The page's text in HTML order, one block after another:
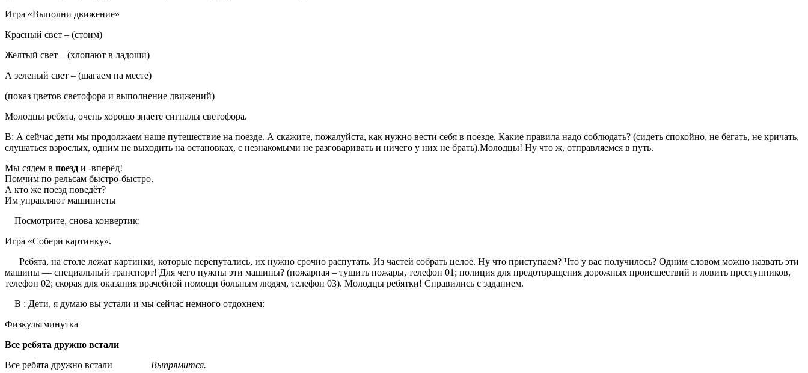
Игра «Выполни движение»
Красный свет – (стоим)
Желтый свет – (хлопают в ладоши)
А зеленый свет – (шагаем на месте)
(показ цветов светофора и выполнение движений)
Молодцы ребята, очень хорошо знаете сигналы светофора.
В: А сейчас дети мы продолжаем наше путешествие на поезде. А скажите, пожалуйста, как нужно вести себя в поезде. Какие правила надо соблюдать? (сидеть спокойно, не бегать, не кричать,
слушаться взрослых, одним не выходить на остановках, с незнакомыми не разговаривать и ничего у них не брать).Молодцы! Ну что ж, отправляемся в путь.
Мы сядем в поезд и -вперёд!
Помчим по рельсам быстро-быстро.
А кто же поезд поведёт?
Им управляют машинисты
Посмотрите, снова конвертик:
Игра «Собери картинку».
Ребята, на столе лежат картинки, которые перепутались, их нужно срочно распутать. Из частей собрать целое. Ну что приступаем? Что у вас получилось? Одним словом можно назвать эти
машины — специальный транспорт! Для чего нужны эти машины? (пожарная – тушить пожары, телефон 01; полиция для предотвращения дорожных происшествий и ловить преступников,
телефон 02; скорая для оказания врачебной помощи больным людям, телефон 03). Молодцы ребятки! Справились с заданием.
В : Дети, я думаю вы устали и мы сейчас немного отдохнем:
Физкультминутка
Все ребята дружно встали
Все ребята дружно встали Выпрямится.